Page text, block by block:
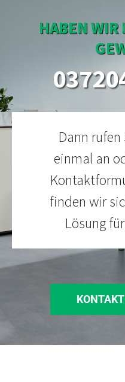
HABEN WIR
Dann rufen
einmal an
finden wir
Lösung